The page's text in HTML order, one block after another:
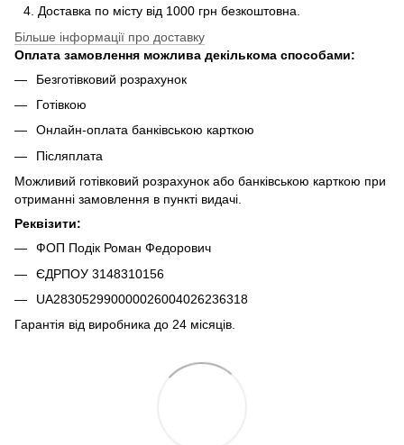
Доставка по місту від 1000 грн безкоштовна.
Більше інформації про доставку
Оплата замовлення можлива декількома способами:
Безготівковий розрахунок
Готівкою
Онлайн-оплата банківською карткою
Післяплата
Можливий готівковий розрахунок або банківською карткою при
отриманні замовлення в пункті видачі.
Реквізити:
ФОП Подік Роман Федорович
ЄДРПОУ 3148310156
UA283052990000026004026236318
Гарантія від виробника до 24 місяців.